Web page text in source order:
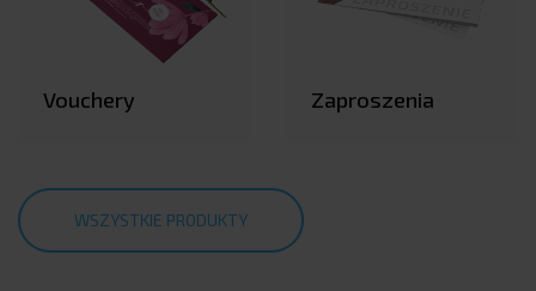
Vouchery Zaproszenia
WSZYSTKIE PRODUKTY